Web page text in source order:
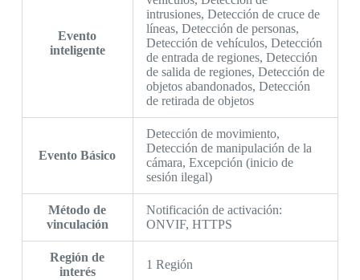
Evento
inteligente
intrusiones, Detección de cruce de
líneas, Detección de personas,
Detección de vehículos, Detección
de entrada de regiones, Detección
de salida de regiones, Detección de
objetos abandonados, Detección
de retirada de objetos
Evento Básico
Detección de movimiento,
Detección de manipulación de la
cámara, Excepción (inicio de
sesión ilegal)
Método de
vinculación
Notificación de activación:
ONVIF, HTTPS
Región de
interés
1 Región